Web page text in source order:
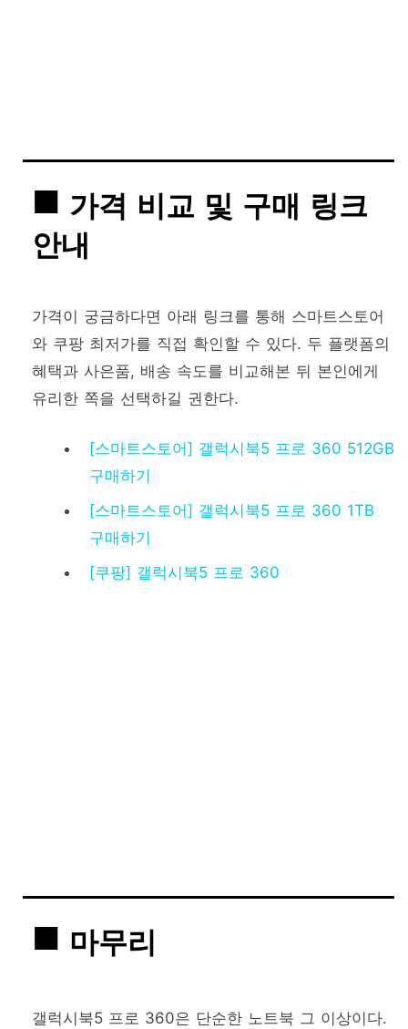
가격 비교 및 구매 링크
안내
가격이 궁금하다면 아래 링크를 통해 스마트스토어
와 쿠팡 최저가를 직접 확인할 수 있다. 두 플랫폼의
혜택과 사은품, 배송 속도를 비교해본 뒤 본인에게
유리한 쪽을 선택하길 권한다.
[스마트스토어] 갤럭시북5 프로 360 512GB
구매하기
[스마트스토어] 갤럭시북5 프로 360 1TB
구매하기
[쿠팡] 갤럭시북5 프로 360
마무리
갤럭시북5 프로 360은 단순한 노트북 그 이상이다.